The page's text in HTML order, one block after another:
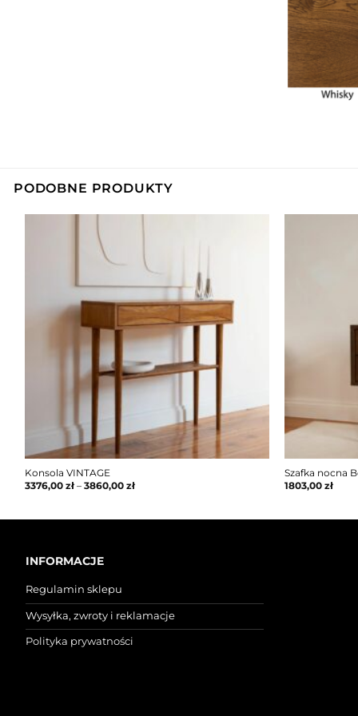
PODOBNE PRODUKTY
Konsola VINTAGE
3376,00 zł– 3860,00 zł
Szafka nocna
1803,00zł
INFORMACJE
Regulamin sklepu
Wysyłka, zwroty i reklamacje
Polityka prywatności